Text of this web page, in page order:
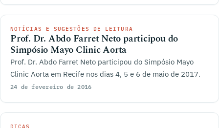
NOTÍCIAS E SUGESTÕES DE LEITURA
Prof. Dr. Abdo Farret Neto participou do
Simpósio Mayo Clinic Aorta
Prof. Dr. Abdo Farret Neto participou do Simpósio Mayo
Clinic Aorta em Recife nos dias 4, 5 e 6 de maio de 2017.
24 de fevereiro de 2016
DICAS